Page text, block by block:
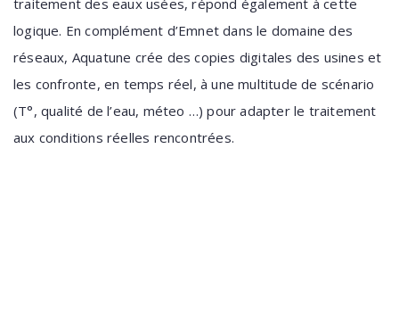
traitement des eaux usées, répond également à cette
logique. En complément d’Emnet dans le domaine des
réseaux, Aquatune crée des copies digitales des usines et
les confronte, en temps réel, à une mul­titude de scénario
(T°, qualité de l’eau, méteo …) pour adapter le traitement
aux conditions réelles rencontrées.